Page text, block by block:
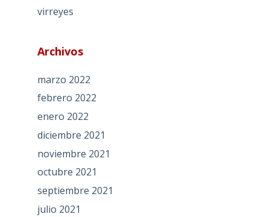
virreyes
Archivos
marzo 2022
febrero 2022
enero 2022
diciembre 2021
noviembre 2021
octubre 2021
septiembre 2021
julio 2021